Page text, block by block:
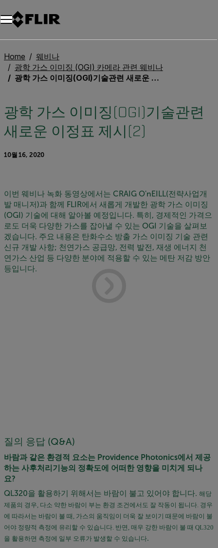
Home
웨비나
광학 가스 이미징 (OGI) 카메라 관련 웨비나
광학 가스 이미징(OGI)기술관련 새로운 이정표 제시(2)
광학 가스 이미징(OGI)기술관련
새로운 이정표 제시(2)
10월 16, 2020
이번 웨비나 녹화 동영상에서는 CRAIG O'nEILL(전략사업개
발 매니저)과 함께 FLIR에서 새롭게 개발한 광학 가스 이미징
(OGI) 기술에 대해 알아볼 예정입니다. 특히, 경제적인 가격으
로도 더욱 다양한 가스를 잡아낼 수 있는 OGI 기술을 살펴보
겠습니다. 주요 내용은 탄화수소 방출 가스 이미징 기술 관련
신규 개발 사항; 천연가스 공급망, 전력 발전, 재생 에너지 천
연가스 산업 등 다양한 분야에 적용할 수 있는 메탄 저감 방안
등입니다.
질의 응답 (Q&A)
바람과 같은 환경적 요소는 Providence Photonics에서 제공
하는 사후처리기능의 정확도에 어떠한 영향을 미치게 되나
요?
QL320을 활용하기 위해서는 바람이 불고 있어야 합니다. 해당
제품의 경우, 다소 약한 바람이 부는 환경 조건에서도 잘 작동이 됩니다. 경우
에 따라서는 바람이 불 때 , 가스의 움직임이 더욱 잘 보이기 때문에 바람이 불
어야 정량적 측정에 유리할 수 있습니다. 반면 , 매우 강한 바람이 불 때 QL320
을 활용하면 측정에 일부 오류가 발생할 수 있습니다.